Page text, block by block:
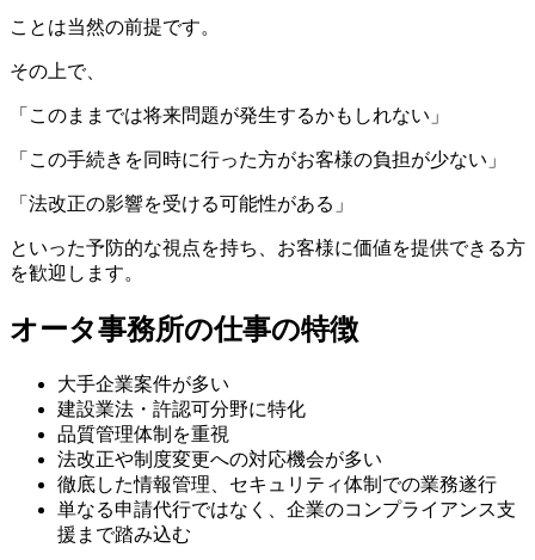
ことは当然の前提です。
その上で、
「このままでは将来問題が発生するかもしれない」
「この手続きを同時に行った方がお客様の負担が少ない」
「法改正の影響を受ける可能性がある」
といった予防的な視点を持ち、お客様に価値を提供できる方
を歓迎します。
オータ事務所の仕事の特徴
大手企業案件が多い
建設業法・許認可分野に特化
品質管理体制を重視
法改正や制度変更への対応機会が多い
徹底した情報管理、セキュリティ体制での業務遂行
単なる申請代行ではなく、企業のコンプライアンス支
援まで踏み込む